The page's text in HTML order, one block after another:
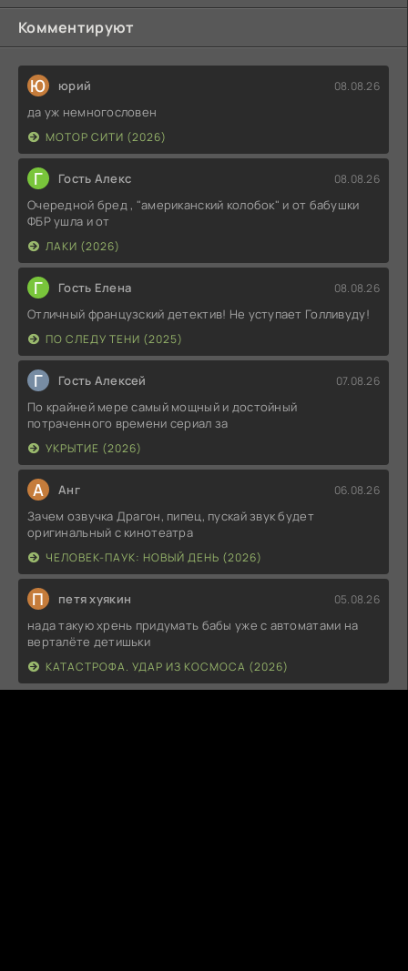
Комментируют
Ю юрий 08.08.26
да уж немногословен
МОТОР СИТИ (2026)
Г Гость Алекс 08.08.26
Очередной бред , "американский колобок" и от бабушки
ФБР ушла и от
ЛАКИ (2026)
Г Гость Елена 08.08.26
Отличный французский детектив! Не уступает Голливуду!
ПО СЛЕДУ ТЕНИ (2025)
Г Гость Алексей 07.08.26
По крайней мере самый мощный и достойный
потраченного времени сериал за
УКРЫТИЕ (2026)
А Анг 06.08.26
Зачем озвучка Драгон, пипец, пускай звук будет
оригинальный с кинотеатра
ЧЕЛОВЕК-ПАУК: НОВЫЙ ДЕНЬ (2026)
П петя хуякин 05.08.26
нада такую хрень придумать бабы уже с автоматами на
верталёте детишьки
КАТАСТРОФА. УДАР ИЗ КОСМОСА (2026)